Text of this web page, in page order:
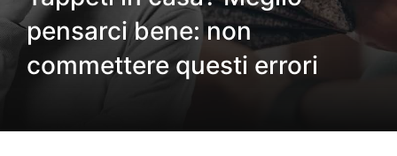
pensarci bene: non
commettere questi errori